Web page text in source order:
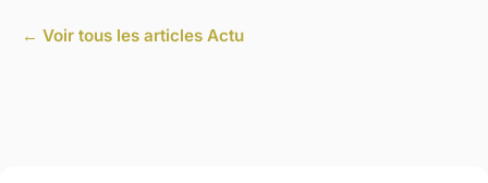
← Voir tous les articles Actu